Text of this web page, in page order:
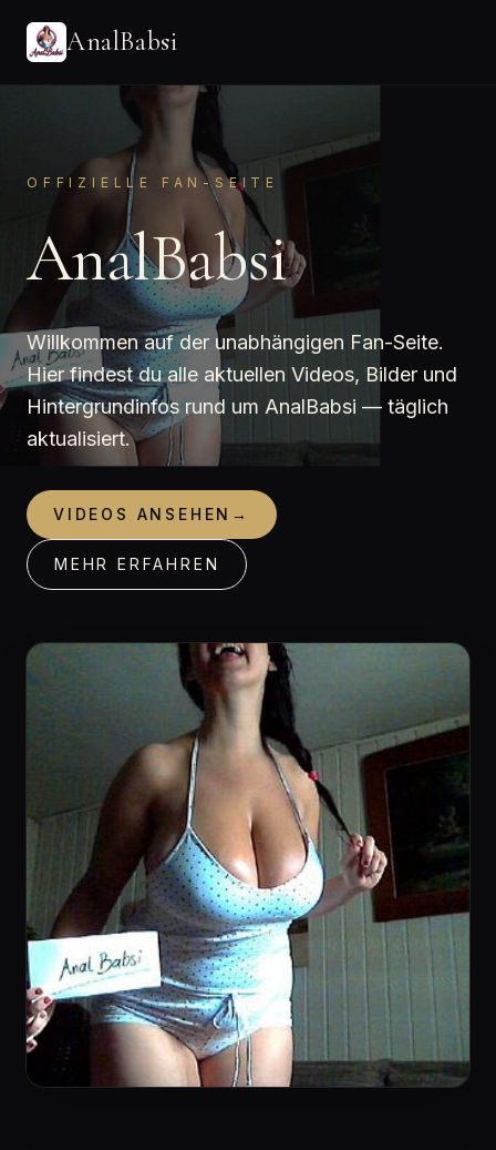
AnalBabsi
OFFIZIELLE FAN-SEITE
AnalBabsi
Willkommen auf der unabhängigen Fan-Seite.
Hier findest du alle aktuellen Videos, Bilder und
Hintergrundinfos rund um AnalBabsi — täglich
aktualisiert.
VIDEOS ANSEHEN →
MEHR ERFAHREN